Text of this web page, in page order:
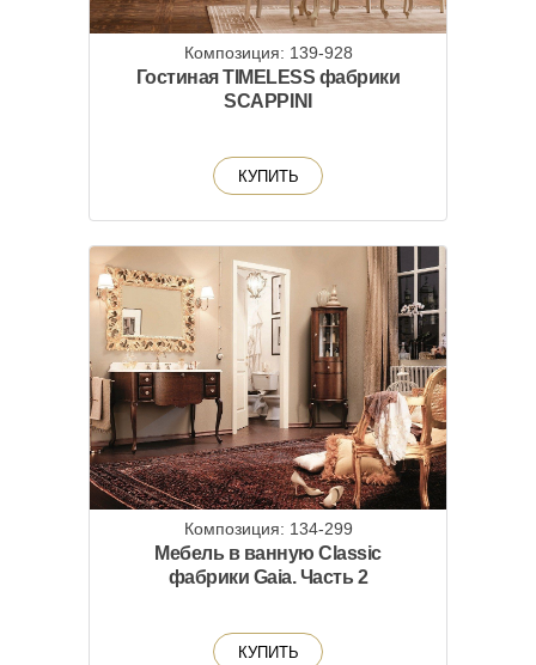
Композиция: 139-928
Гостиная TIMELESS фабрики
SCAPPINI
КУПИТЬ
Композиция: 134-299
Мебель в ванную Classic
фабрики Gaia. Часть 2
КУПИТЬ